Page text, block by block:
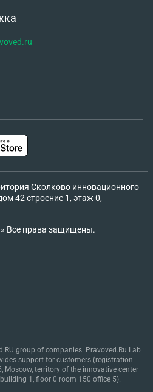
Сколково инновационного
42 строение 1, этаж 0,
Все права защищены.
group of companies. Pravoved.Ru Lab
support for customers (registration
Moscow, territory of the innovative center
1, floor 0 room 150 office 5).